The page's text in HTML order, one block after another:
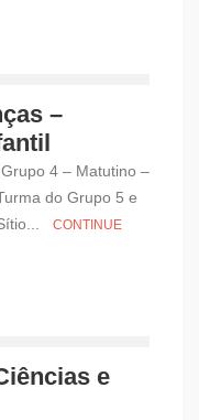
–
4 – Matutino –
do Grupo 5 e
CONTINUE
e